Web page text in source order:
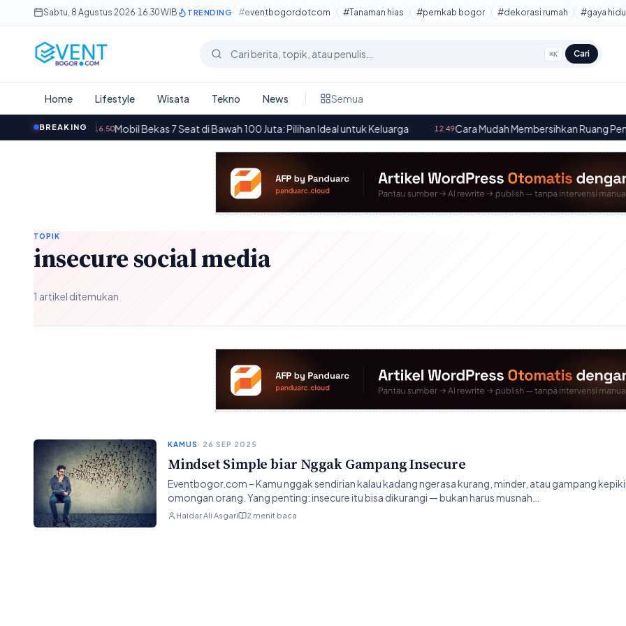
Lewati ke konten utama
Sabtu, 8 Agustus 2026·16.30 WIB TRENDING #eventbogordotcom #Tanaman hias #pemkab bogor #dekorasi rumah #gaya
Cari berita ⌘K Cari
Home Lifestyle Wisata Tekno News Semua
BREAKING
16.50Mobil Bekas 7 Seat di Bawah 100 Juta: Pilihan Ideal untuk Keluarga· 12.49Cara Mudah Membersihkan Ruang
TOPIK
insecure social media
1 artikel ditemukan
KAMUS· 26 SEP 2025
Mindset Simple biar Nggak Gampang Insecure
Eventbogor.com – Kamu nggak sendirian kalau kadang ngerasa kurang, minder, atau gampang
omongan orang. Yang penting: insecure itu bisa dikurangi — bukan harus musnah…
Haidar Ali Asgari 2 menit baca